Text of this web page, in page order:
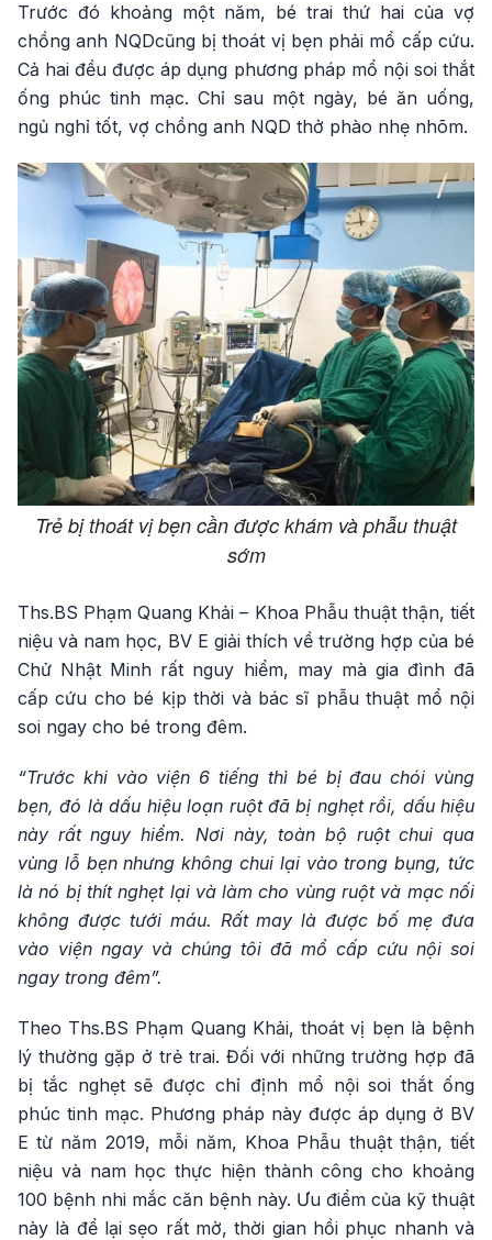
Trước đó khoảng một năm, bé trai thứ hai của vợ
chồng anh NQDcũng bị thoát vị bẹn phải mổ cấp cứu.
Cả hai đều được áp dụng phương pháp mổ nội soi thắt
ống phúc tinh mạc. Chỉ sau một ngày, bé ăn uống,
ngủ nghỉ tốt, vợ chồng anh NQD thở phào nhẹ nhõm.
Trẻ bị thoát vị bẹn cần được khám và phẫu thuật
sớm
Ths.BS Phạm Quang Khải – Khoa Phẫu thuật thận, tiết
niệu và nam học, BV E giải thích về trường hợp của bé
Chử Nhật Minh rất nguy hiểm, may mà gia đình đã
cấp cứu cho bé kịp thời và bác sĩ phẫu thuật mổ nội
soi ngay cho bé trong đêm.
“Trước khi vào viện 6 tiếng thì bé bị đau chói vùng
bẹn, đó là dấu hiệu loạn ruột đã bị nghẹt rồi, dấu hiệu
này rất nguy hiểm. Nơi này, toàn bộ ruột chui qua
vùng lỗ bẹn nhưng không chui lại vào trong bụng, tức
là nó bị thít nghẹt lại và làm cho vùng ruột và mạc nối
không được tưới máu. Rất may là được bố mẹ đưa
vào viện ngay và chúng tôi đã mổ cấp cứu nội soi
ngay trong đêm”.
Theo Ths.BS Phạm Quang Khải, thoát vị bẹn là bệnh
lý thường gặp ở trẻ trai. Đối với những trường hợp đã
bị tắc nghẹt sẽ được chỉ định mổ nội soi thắt ống
phúc tinh mạc. Phương pháp này được áp dụng ở BV
E từ năm 2019, mỗi năm, Khoa Phẫu thuật thận, tiết
niệu và nam học thực hiện thành công cho khoảng
100 bệnh nhi mắc căn bệnh này. Ưu điểm của kỹ thuật
này là để lại sẹo rất mờ, thời gian hồi phục nhanh và